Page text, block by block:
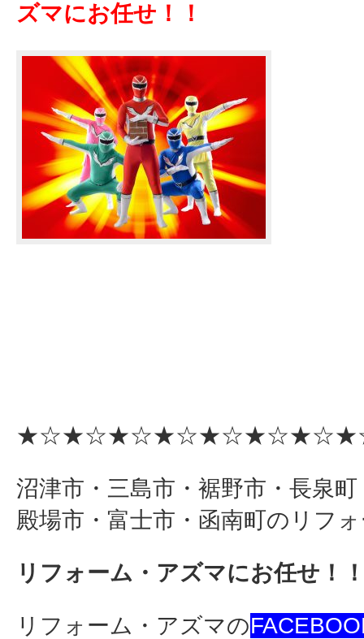
ズマにお任せ！！
沼津市・三島市・裾野市・長泉
殿場市・富士市・函南町のリフ
リフォーム・アズマにお任せ！
リフォーム・アズマの